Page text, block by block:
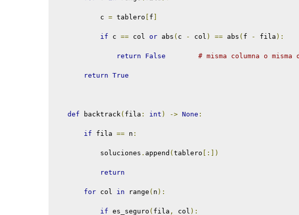
c = tablero [ f ]
if c == col or abs ( c - col ) == abs ( f - fila ):
return False # misma columna o misma
return True
def backtrack ( fila : int ) -> None :
if fila == n :
soluciones . append (tablero [:])
return
for col in range ( n ):
if es_seguro ( fila , col ):